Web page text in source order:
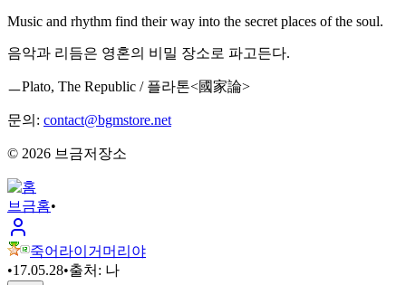
Music and rhythm find their way into the secret places of the soul.
음악과 리듬은 영혼의 비밀 장소로 파고든다.
ㅡPlato, The Republic / 플라톤<國家論>
문의: contact@bgmstore.net
© 2026 브금저장소
브금홈•
죽어라이거머리야
•17.05.28•출처: 나